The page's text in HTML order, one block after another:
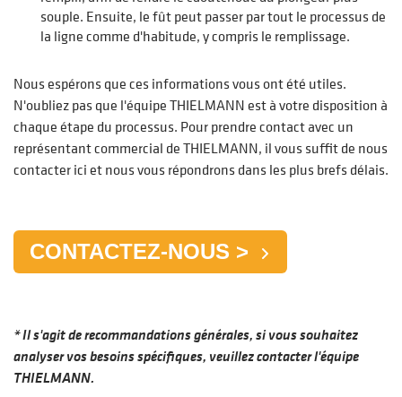
souple. Ensuite, le fût peut passer par tout le processus de
la ligne comme d'habitude, y compris le remplissage.
Nous espérons que ces informations vous ont été utiles.
N'oubliez pas que l'équipe THIELMANN est à votre disposition à
chaque étape du processus. Pour prendre contact avec un
représentant commercial de THIELMANN, il vous suffit de nous
contacter ici et nous vous répondrons dans les plus brefs délais.
CONTACTEZ-NOUS >
* Il s'agit de recommandations générales, si vous souhaitez
analyser vos besoins spécifiques, veuillez contacter l'équipe
THIELMANN.